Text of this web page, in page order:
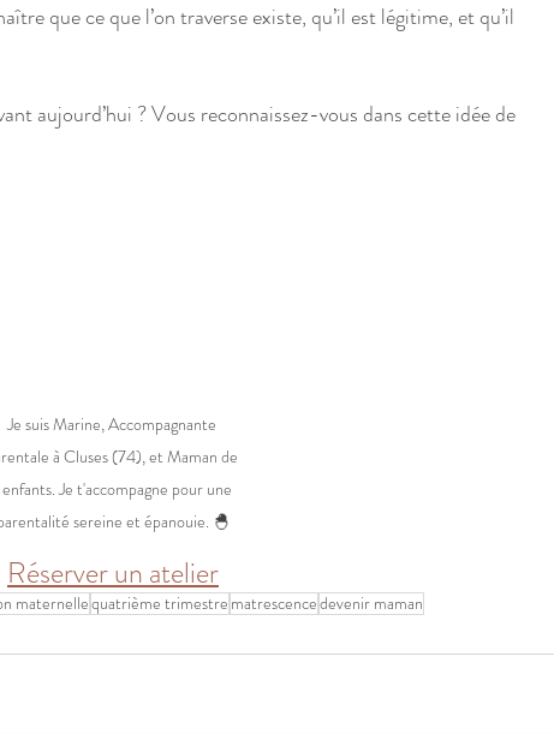
que ce que l’on traverse existe, qu’il est légitime, et qu’il
aujourd’hui ? Vous reconnaissez-vous dans cette idée de
Je suis Marine, Accompagnante
à Cluses (74), et Maman de
Je t'accompagne pour une
sereine et épanouie. 🐣
Réserver un atelier
maternellequatrième trimestre matrescencedevenir maman